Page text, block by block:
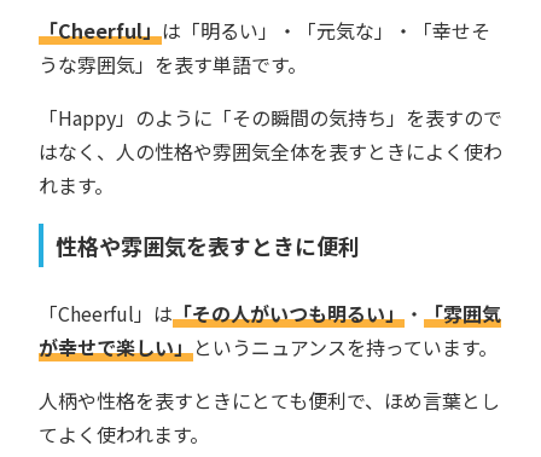
「Cheerful」は「明るい」・「元気な」・「幸せそ
うな雰囲気」を表す単語です。
「Happy」のように「その瞬間の気持ち」を表すので
はなく、人の性格や雰囲気全体を表すときによく使わ
れます。
性格や雰囲気を表すときに便利
「Cheerful」は「その人がいつも明るい」 ・ 「雰囲気
が幸せで楽しい」というニュアンスを持っています。
人柄や性格を表すときにとても便利で、ほめ言葉とし
てよく使われます。